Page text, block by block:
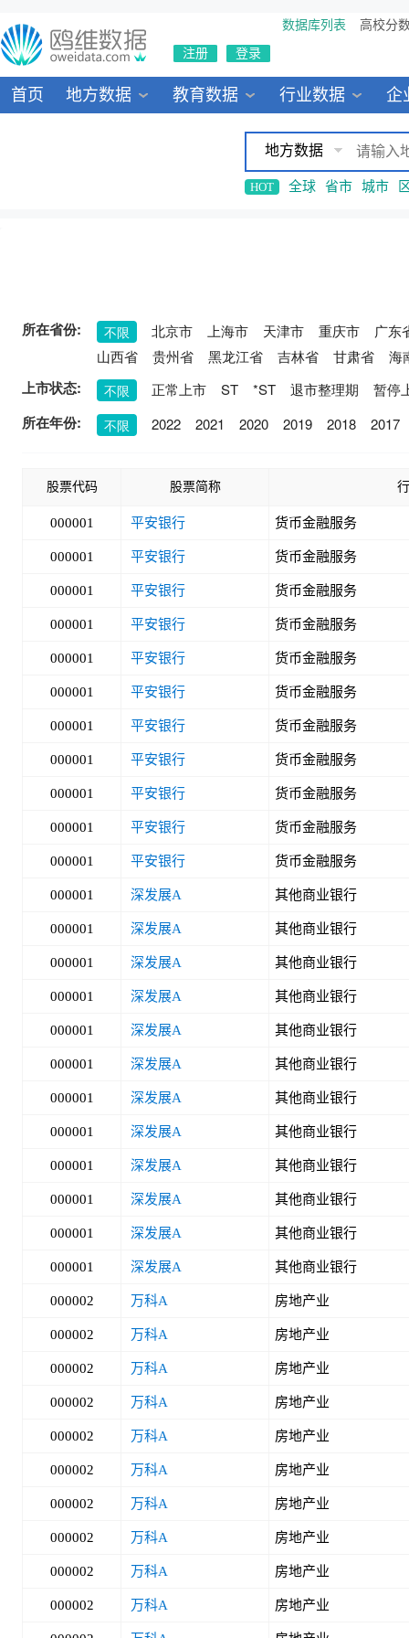
数据库列表 高校分
注册 登录
首页 地方数据 教育数据 行业数据 企
地方数据
HOT 全球 省市 城市
所在省份: 不限 北京市 上海市 天津市 重庆市
广东
山西省
贵州省 黑龙江省 吉林省 甘肃省 海
上市状态: 不限 正常上市 ST *ST 退市整理期 暂停
所在年份: 不限 2022 2021 2020 2019 2018 2017
股票代码 股票简称
000001 平安银行 货币金融服务
000001 平安银行 货币金融服务
000001 平安银行 货币金融服务
000001 平安银行 货币金融服务
000001 平安银行 货币金融服务
000001 平安银行 货币金融服务
000001 平安银行 货币金融服务
000001 平安银行 货币金融服务
000001 平安银行 货币金融服务
000001 平安银行 货币金融服务
000001 平安银行 货币金融服务
000001 深发展A 其他商业银行
000001 深发展A 其他商业银行
000001 深发展A 其他商业银行
000001 深发展A 其他商业银行
000001 深发展A 其他商业银行
000001 深发展A 其他商业银行
000001 深发展A 其他商业银行
000001 深发展A 其他商业银行
000001 深发展A 其他商业银行
000001 深发展A 其他商业银行
000001 深发展A 其他商业银行
000001 深发展A 其他商业银行
000002 万科A 房地产业
000002 万科A 房地产业
000002 万科A 房地产业
000002 万科A 房地产业
000002 万科A 房地产业
000002 万科A 房地产业
000002 万科A 房地产业
000002 万科A 房地产业
000002 万科A 房地产业
000002 万科A 房地产业